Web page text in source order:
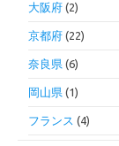
大阪府 (2)
京都府 (22)
奈良県 (6)
岡山県 (1)
フランス (4)